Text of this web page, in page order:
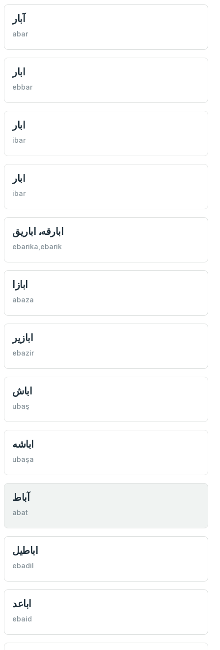
آبار
abar
ابار
ebbar
ابار
ibar
ابار
ibar
ابارقه، اباريق
ebarika,ebarik
ابازا
abaza
ابازير
ebazir
اباش
ubaş
اباشه
ubaşa
آباط
abat
اباطيل
ebadil
اباعد
ebaid